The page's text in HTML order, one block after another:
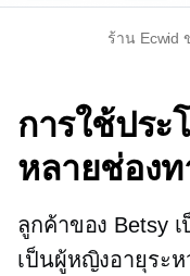
ร้าน Ecwid
การใช้ประ
หลายช่องท
ลูกค้าของ Betsy
เป็นผู้หญิงอายุระห